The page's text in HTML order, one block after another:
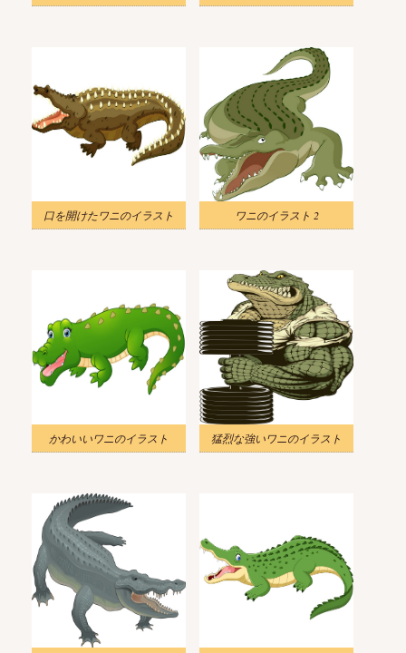
口を開けたワニのイラスト ワニのイラスト 2
かわいいワニのイラスト 猛烈な強いワニのイラスト